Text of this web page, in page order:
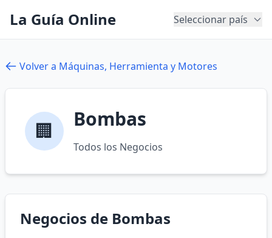
La Guía Online Seleccionar país
Volver a Máquinas, Herramienta y Motores
🏢 Bombas
Todos los Negocios
Negocios de Bombas